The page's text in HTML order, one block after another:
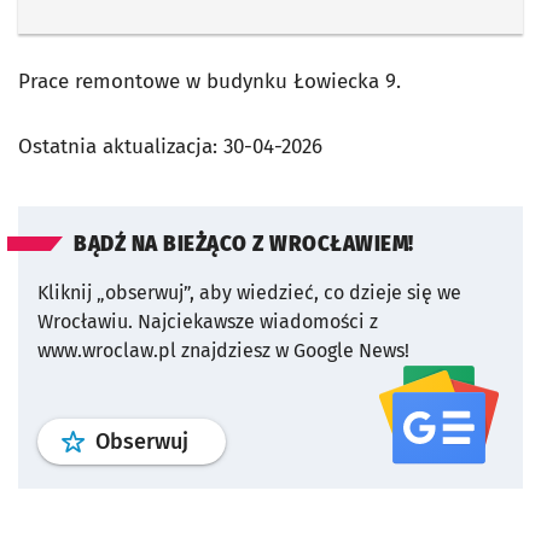
Prace remontowe w budynku Łowiecka 9.
Ostatnia aktualizacja: 30-04-2026
BĄDŹ NA BIEŻĄCO Z WROCŁAWIEM!
Kliknij „obserwuj”, aby wiedzieć, co dzieje się we
Wrocławiu. Najciekawsze wiadomości z
www.wroclaw.pl znajdziesz w Google News!
Obserwuj profil serwisu